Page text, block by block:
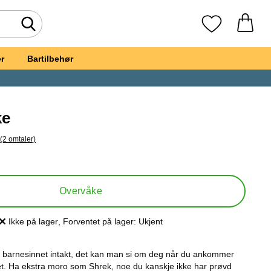
Søk Mine favoritter
Bartilbehør
til alle omtaler
(2 omtaler)
Overvåke
Produkttilgjengelighet:
Ikke på lager, Forventet på lager: Ukjent
intakt, det kan man si om deg når du ankommer
Ha ekstra moro som Shrek, noe du kanskje ikke har prøvd